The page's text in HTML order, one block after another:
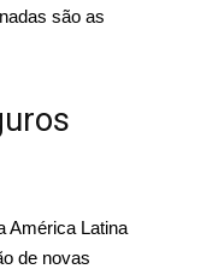
são as
América Latina
de novas